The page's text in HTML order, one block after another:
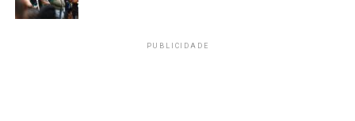
PUBLICIDADE